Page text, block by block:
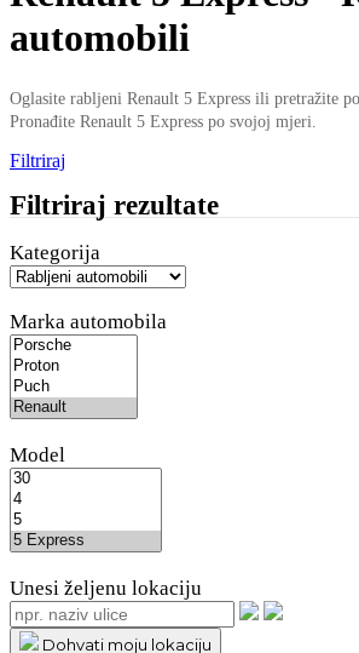
automobili
Oglasite rabljeni Renault 5 Express ili pretražite
Pronađite Renault 5 Express po svojoj mjeri.
Filtriraj
Filtriraj rezultate
Kategorija
Marka automobila
Model
Unesi željenu lokaciju
Dohvati moju lokaciju